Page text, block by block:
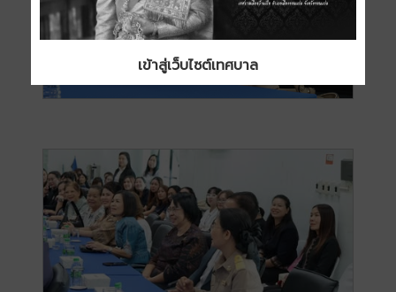
เข้าสู่เว็บไซต์เทศบาล